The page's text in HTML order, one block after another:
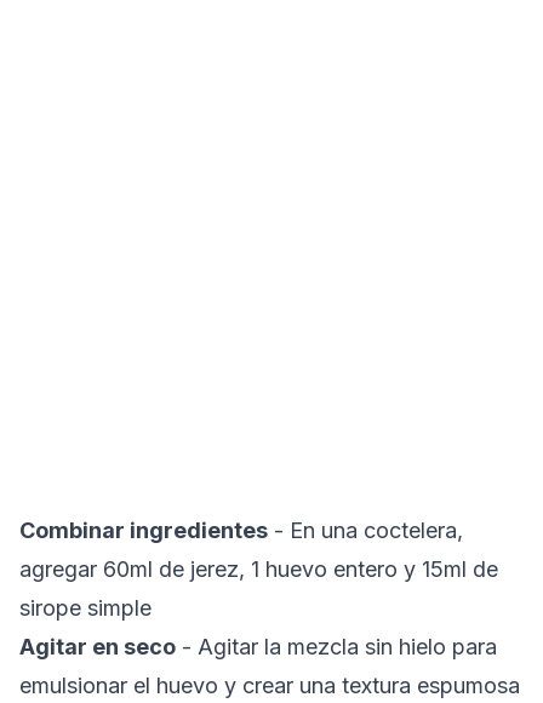
Combinar ingredientes - En una coctelera,
agregar 60ml de jerez, 1 huevo entero y 15ml de
sirope simple
Agitar en seco - Agitar la mezcla sin hielo para
emulsionar el huevo y crear una textura espumosa